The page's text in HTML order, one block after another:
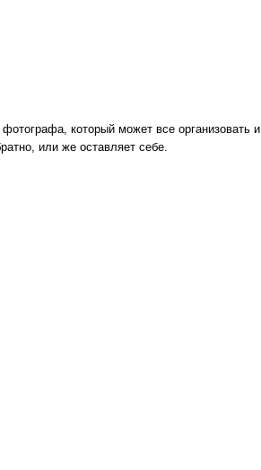
который может все организовать и
или же оставляет себе.